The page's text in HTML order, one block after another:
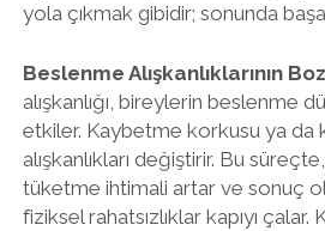
yola çıkmak gibidir; sonunda
Beslenme Alışkanlıklarının
alışkanlığı, bireylerin beslenme
etkiler. Kaybetme korkusu ya da
alışkanlıkları değiştirir. Bu
tüketme ihtimali artar ve sonuç
fiziksel rahatsızlıklar kapıyı çalar.